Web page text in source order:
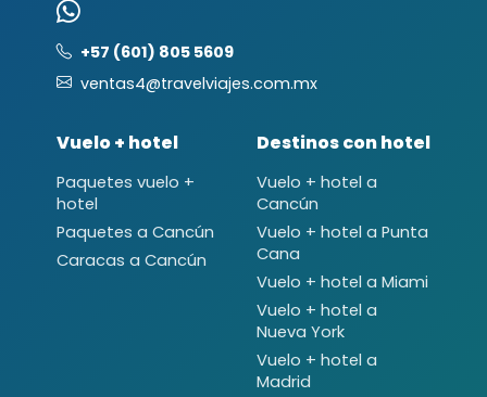
+57 (601) 805 5609
ventas4@travelviajes.com.mx
Vuelo + hotel
Paquetes vuelo +
hotel
Paquetes a Cancún
Caracas a Cancún
Destinos con hotel
Vuelo + hotel a
Cancún
Vuelo + hotel a Punta
Cana
Vuelo + hotel a Miami
Vuelo + hotel a
Nueva York
Vuelo + hotel a
Madrid